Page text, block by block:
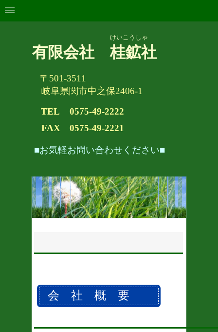
けいこうしゃ
有限会社 桂鉱社
〒501-3511
岐阜県関市中之保2406-1
TEL
0575-49-2222
FAX 0575-49-2221
■お気軽お問い合わせください■
会 社 概 要